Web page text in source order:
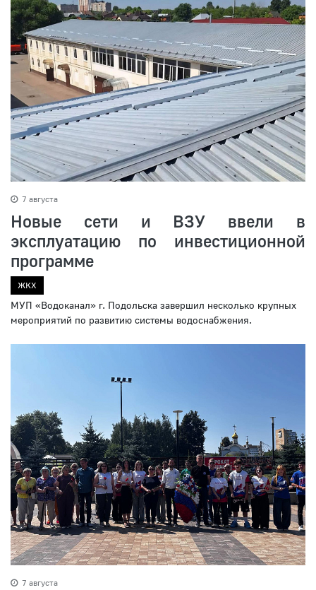
7 августа
Новые сети и ВЗУ ввели в
эксплуатацию по инвестиционной
программе
ЖКХ
МУП «Водоканал» г. Подольска завершил несколько крупных
мероприятий по развитию системы водоснабжения.
7 августа